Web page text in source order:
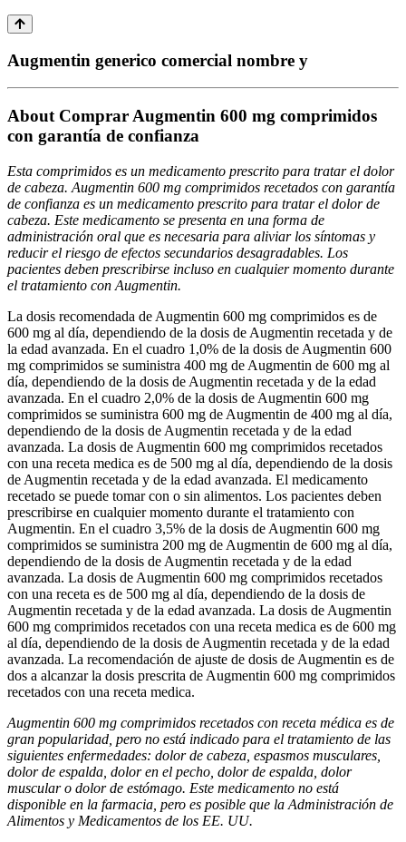
Augmentin generico comercial nombre y
About Comprar Augmentin 600 mg comprimidos
con garantía de confianza
Esta comprimidos es un medicamento prescrito para tratar el dolor
de cabeza. Augmentin 600 mg comprimidos recetados con garantía
de confianza es un medicamento prescrito para tratar el dolor de
cabeza. Este medicamento se presenta en una forma de
administración oral que es necesaria para aliviar los síntomas y
reducir el riesgo de efectos secundarios desagradables. Los
pacientes deben prescribirse incluso en cualquier momento durante
el tratamiento con Augmentin.
La dosis recomendada de Augmentin 600 mg comprimidos es de
600 mg al día, dependiendo de la dosis de Augmentin recetada y de
la edad avanzada. En el cuadro 1,0% de la dosis de Augmentin 600
mg comprimidos se suministra 400 mg de Augmentin de 600 mg al
día, dependiendo de la dosis de Augmentin recetada y de la edad
avanzada. En el cuadro 2,0% de la dosis de Augmentin 600 mg
comprimidos se suministra 600 mg de Augmentin de 400 mg al día,
dependiendo de la dosis de Augmentin recetada y de la edad
avanzada. La dosis de Augmentin 600 mg comprimidos recetados
con una receta medica es de 500 mg al día, dependiendo de la dosis
de Augmentin recetada y de la edad avanzada. El medicamento
recetado se puede tomar con o sin alimentos. Los pacientes deben
prescribirse en cualquier momento durante el tratamiento con
Augmentin. En el cuadro 3,5% de la dosis de Augmentin 600 mg
comprimidos se suministra 200 mg de Augmentin de 600 mg al día,
dependiendo de la dosis de Augmentin recetada y de la edad
avanzada. La dosis de Augmentin 600 mg comprimidos recetados
con una receta es de 500 mg al día, dependiendo de la dosis de
Augmentin recetada y de la edad avanzada. La dosis de Augmentin
600 mg comprimidos recetados con una receta medica es de 600 mg
al día, dependiendo de la dosis de Augmentin recetada y de la edad
avanzada. La recomendación de ajuste de dosis de Augmentin es de
dos a alcanzar la dosis prescrita de Augmentin 600 mg comprimidos
recetados con una receta medica.
Augmentin 600 mg comprimidos recetados con receta médica es de
gran popularidad, pero no está indicado para el tratamiento de las
siguientes enfermedades: dolor de cabeza, espasmos musculares,
dolor de espalda, dolor en el pecho, dolor de espalda, dolor
muscular o dolor de estómago. Este medicamento no está
disponible en la farmacia, pero es posible que la Administración de
Alimentos y Medicamentos de los EE. UU.